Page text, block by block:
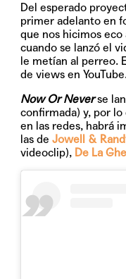
Del esperado
primer adelanto en
que nos hicimos
cuando se lanzó el
le metían al perreo.
de views en
Now Or Neverse
confirmada) y, por
en las redes, habrá
las deJowell &
videoclip), De La